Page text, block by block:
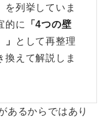
を列挙していま
的に
「4つの壁
として再整理
換えて解説しま
あるからではあり